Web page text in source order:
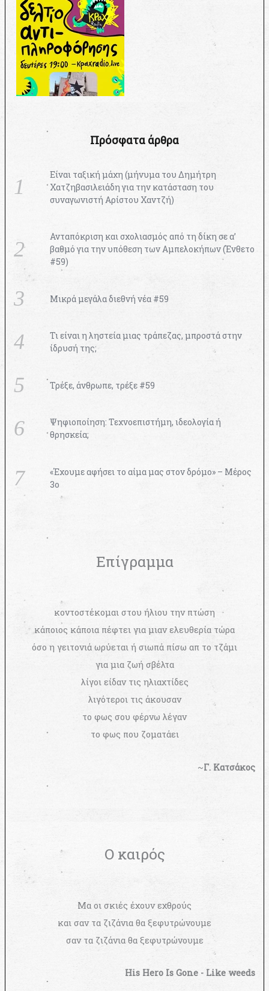
Πρόσφατα άρθρα
Είναι ταξική μάχη (μήνυμα του Δημήτρη
Χατζηβασιλειάδη για την κατάσταση του
συναγωνιστή Αρίστου Χαντζή)
Ανταπόκριση και σχολιασμός από τη δίκη σε α’
βαθμό για την υπόθεση των Αμπελοκήπων (Ένθετο
#59)
Μικρά μεγάλα διεθνή νέα #59
Τι είναι η ληστεία μιας τράπεζας, μπροστά στην
ίδρυσή της;
Τρέξε, άνθρωπε, τρέξε #59
Ψηφιοποίηση: Τεχνοεπιστήμη, ιδεολογία ή
θρησκεία;
«Έχουμε αφήσει το αίμα μας στον δρόμο» – Μέρος
3ο
Επίγραμμα
κοντοστέκομαι στου ήλιου την πτώση
κάποιος κάποια πέφτει για μιαν ελευθερία τώρα
όσο η γειτονιά ωρύεται ή σιωπά πίσω απ το τζάμι
για μια ζωή σβέλτα
λίγοι είδαν τις ηλιαχτίδες
λιγότεροι τις άκουσαν
το φως σου φέρνω λέγαν
το φως που ζοματάει
~Γ. Κατσάκος
Ο καιρός
Μα οι σκιές έχουν εχθρούς
και σαν τα ζιζάνια θα ξεφυτρώνουμε
σαν τα ζιζάνια θα ξεφυτρώνουμε
His Hero Is Gone - Like weeds